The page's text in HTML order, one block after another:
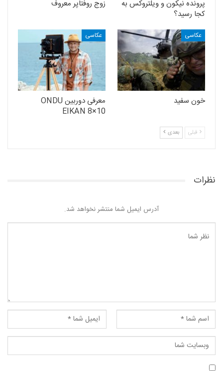
پرونده نیکون و ویلتروکس به
کجا رسید؟
زوج روفتاپر معروف
عکاسی
خون سفید
عکاسی
معرفی دوربین ONDU
EIKAN 8×10
قبلی بعدی
نظرات
آدرس ایمیل شما منتشر نخواهد شد.